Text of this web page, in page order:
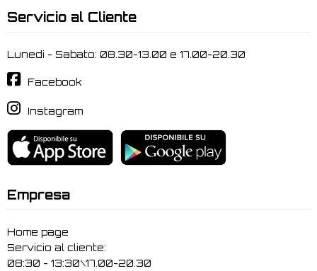
Servicio al Cliente
Lunedi - Sabato: 08.30-13.00 e 17.00-20.30
Facebook
Instagram
Empresa
Home page
Servicio al cliente:
08:30 - 13:30\17.00-20.30